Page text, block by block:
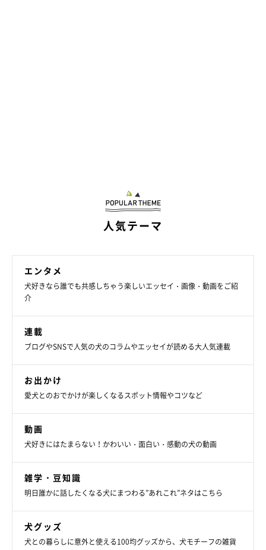
人気テーマ
エンタメ
犬好きなら誰でも共感しちゃう楽しいエッセイ・画像・動画をご紹
介
連載
ブログやSNSで人気の犬のコラムやエッセイが読める大人気連載
お出かけ
愛犬とのおでかけが楽しくなるスポット情報やコツなど
動画
犬好きにはたまらない！かわいい・面白い・感動の犬の動画
雑学・豆知識
明日誰かに話したくなる犬にまつわる”あれこれ”ネタはこちら
犬グッズ
犬との暮らしに意外と使える100均グッズから、犬モチーフの雑貨